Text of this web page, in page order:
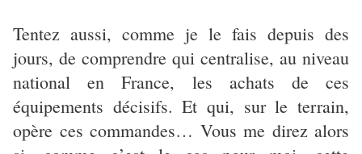
Tentez aussi, comme je le fais depuis des
jours, de comprendre qui centralise, au niveau
national en France, les achats de ces
équipements décisifs. Et qui, sur le terrain,
opère ces commandes… Vous me direz alors